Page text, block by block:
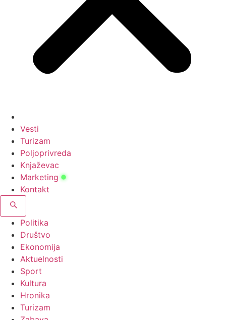
Vesti
Turizam
Poljoprivreda
Knjaževac
Marketing
Kontakt
Politika
Društvo
Ekonomija
Aktuelnosti
Sport
Kultura
Hronika
Turizam